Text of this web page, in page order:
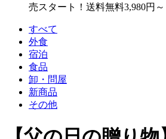
売スタート！送料無料3,980円～
すべて
外食
宿泊
食品
卸・問屋
新商品
その他